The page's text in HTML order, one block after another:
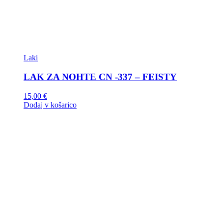
Laki
LAK ZA NOHTE CN -337 – FEISTY
15,00 €
Dodaj v košarico